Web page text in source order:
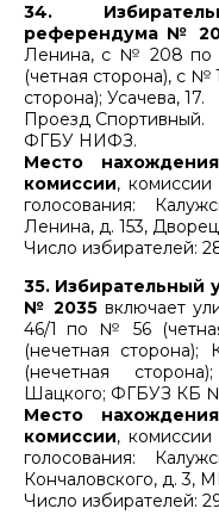
34.
референдума №
Ленина, с № 208
(четная сторона), с №
сторона); Усачева, 17.
Проезд Спортивный.
ФГБУ НИФЗ.
Место
комиссии,
голосования:
Ленина, д. 153,
Число избирателей:
35. Избирательный
№ 2035включает
46/1 по № 56
(нечетная
(нечетная
Шацкого; ФГБУЗ КБ
Место
комиссии,
голосования:
Кончаловского, д.
Число избирателей: